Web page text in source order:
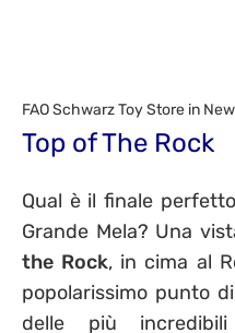
FAO Schwarz Toy Store in
Top of The Rock
Qual è il finale
Grande Mela? Una
the Rock, in cima al
popolarissimo punto
delle più